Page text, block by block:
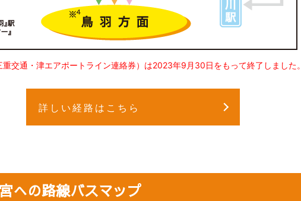
交通・津エアポートライン連絡券）は2023年9月30日をもって終了しました。
詳しい経路はこちら
への路線バスマップ